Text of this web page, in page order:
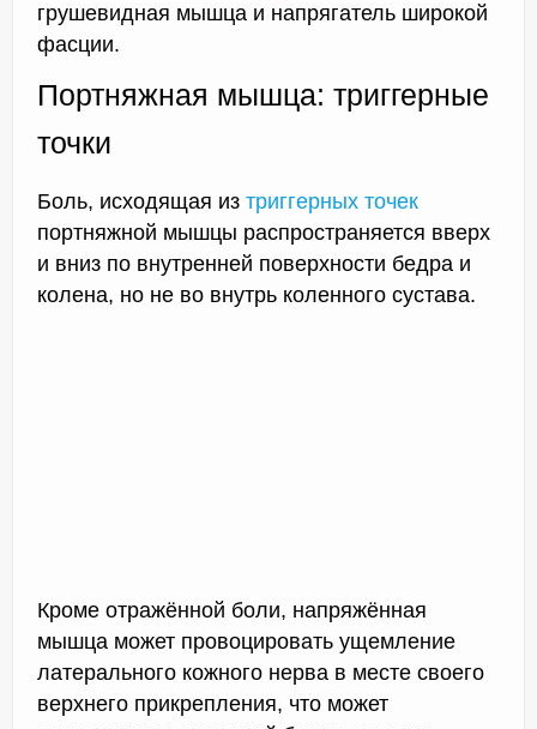
грушевидная мышца и напрягатель широкой
фасции.
Портняжная мышца: триггерные
точки
Боль, исходящая из триггерных точек
портняжной мышцы распространяется вверх
и вниз по внутренней поверхности бедра и
колена, но не во внутрь коленного сустава.
Кроме отражённой боли, напряжённая
мышца может провоцировать ущемление
латерального кожного нерва в месте своего
верхнего прикрепления, что может